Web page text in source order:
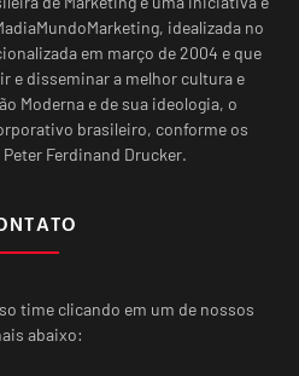
idealizada no
em março de 2004 e que
e disseminar a melhor cultura e
Moderna e de sua ideologia, o
brasileiro, conforme os
Ferdinand Drucker.
time clicando em um de nossos
abaixo: